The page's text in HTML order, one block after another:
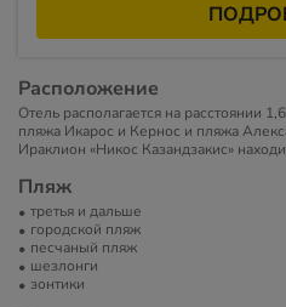
Расположение
Отель располагается на расстоянии
пляжа Икарос и Кернос и пляжа
Ираклион «Никос Казандзакис»
Пляж
третья и дальше
городской пляж
песчаный пляж
шезлонги
зонтики